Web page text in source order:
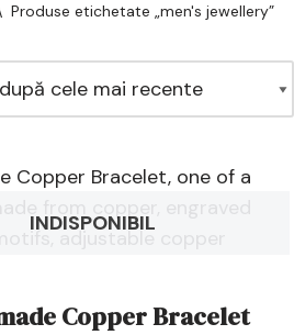
Produse etichetate „men's jewellery”
INDISPONIBIL
Copper Bracelet